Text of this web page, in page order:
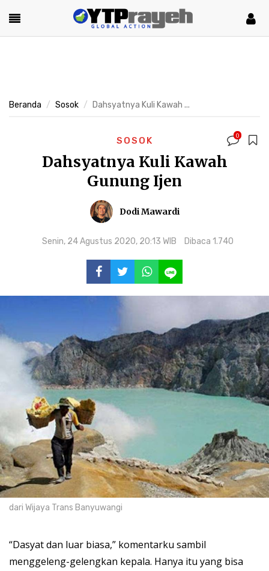
Beranda Sosok Dahsyatnya Kuli Kawah ...
SOSOK 0
Dahsyatnya Kuli Kawah
Gunung Ijen
Dodi Mawardi
Senin, 24 Agustus 2020, 20:13 WIB Dibaca 1.740
dari Wijaya Trans Banyuwangi
“Dasyat dan luar biasa,” komentarku sambil
menggeleng-gelengkan kepala. Hanya itu yang bisa